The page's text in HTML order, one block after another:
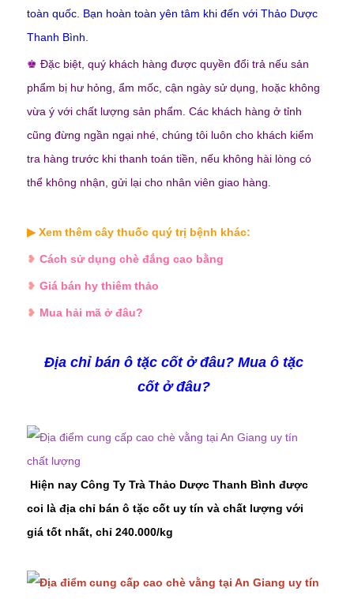
toàn quốc. Bạn hoàn toàn yên tâm khi đến với Thảo Dược
Thanh Bình.
♚ Đặc biệt, quý khách hàng được quyền đổi trả nếu sản
phẩm bị hư hỏng, ẩm mốc, cận ngày sử dụng, hoặc không
vừa ý với chất lượng sản phẩm. Các khách hàng ở tỉnh
cũng đừng ngần ngại nhé, chúng tôi luôn cho khách kiểm
tra hàng trước khi thanh toán tiền, nếu không hài lòng có
thể không nhận, gửi lại cho nhân viên giao hàng.
▶ Xem thêm cây thuốc quý trị bệnh khác:
❥ Cách sử dụng chè đắng cao bằng
❥ Giá bán hy thiêm thảo
❥ Mua hải mã ở đâu?
Địa chỉ bán ô tặc cốt ở đâu? Mua ô tặc
cốtở đâu?
Hiện nay Công Ty Trà Thảo Dược Thanh Bình được
coi là địa chỉ bán ô tặc cốt uy tín và chất lượng với
giá tốt nhất, chỉ 240.000/kg